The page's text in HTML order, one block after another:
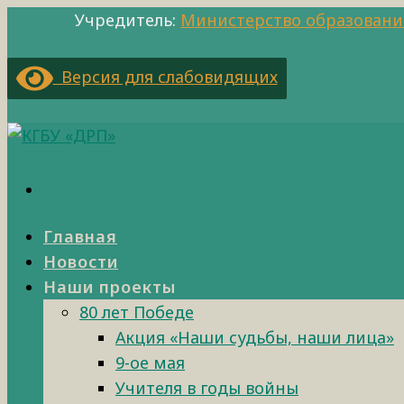
Учредитель: Министерство
Версия для слабовидящих
Главная
Новости
Наши проекты
80 лет Победе
Акция «Наши судьбы, наши лица»
9-ое мая
Учителя в годы войны